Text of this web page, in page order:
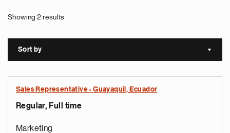
Showing 2 results
Sort by Sort
Sales Representative - Guayaquil, Ecuador
Regular, Full time
Marketing